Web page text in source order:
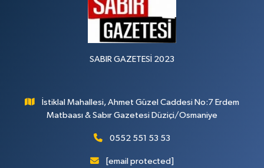
SABIR GAZETESİ 2023
İstiklal Mahallesi, Ahmet Güzel Caddesi No:7 Erdem
Matbaası & Sabır Gazetesi Düziçi/Osmaniye
0552 551 53 53
[email protected]